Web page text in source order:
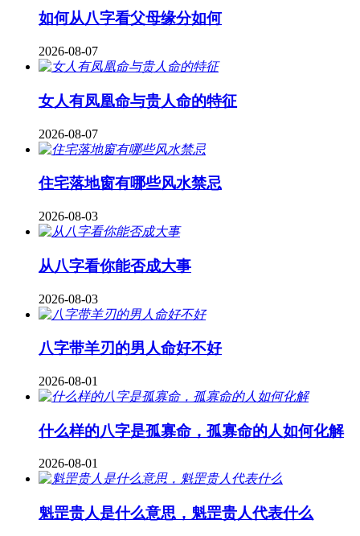
如何从八字看父母缘分如何
2026-08-07
女人有凤凰命与贵人命的特征
2026-08-07
住宅落地窗有哪些风水禁忌
2026-08-03
从八字看你能否成大事
2026-08-03
八字带羊刃的男人命好不好
2026-08-01
什么样的八字是孤寡命，孤寡命的人如何化解
2026-08-01
魁罡贵人是什么意思，魁罡贵人代表什么